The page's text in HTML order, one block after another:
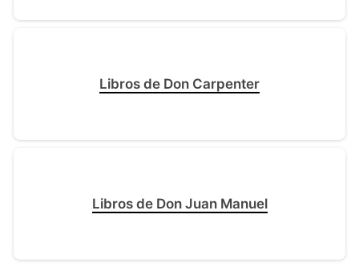
Libros de Don Carpenter
Libros de Don Juan Manuel